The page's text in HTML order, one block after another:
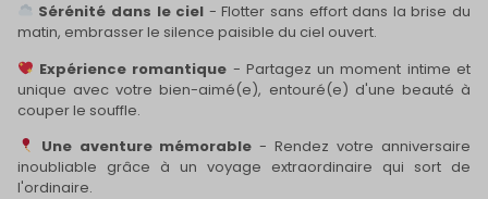
Sérénité dans le ciel - Flotter sans effort dans la brise du
matin, embrasser le silence paisible du ciel ouvert.
Expérience romantique - Partagez un moment intime et
unique avec votre bien-aimé(e), entouré(e) d'une beauté à
couper le souffle.
Une aventure mémorable - Rendez votre anniversaire
inoubliable grâce à un voyage extraordinaire qui sort de
l'ordinaire.